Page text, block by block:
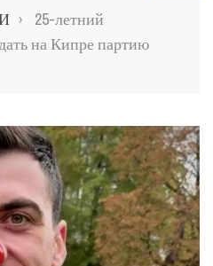
›
25-летний
на Кипре партию